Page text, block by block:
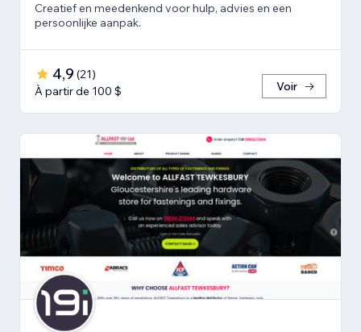
Creatief en meedenkend voor hulp, advies en een
persoonlijke aanpak.
4,9 (21)
À partir de 100 $
Voir